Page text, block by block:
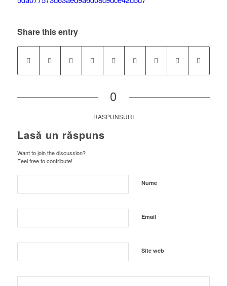
Share this entry
0
RASPUNSURI
Lasă un răspuns
Want to join the discussion?
Feel free to contribute!
Nume
Email
Site web